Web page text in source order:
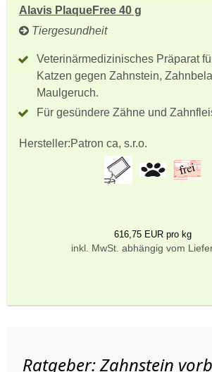
Alavis PlaqueFree 40 g
Tiergesundheit
Veterinärmedizinisches Präparat
Katzen gegen Zahnstein,
Maulgeruch.
Für gesündere Zähne und
Hersteller:Patron ca, s.r.o.
616,75 EUR pro kg
inkl. MwSt. abhängig vom
Ratgeber: Zahnstein